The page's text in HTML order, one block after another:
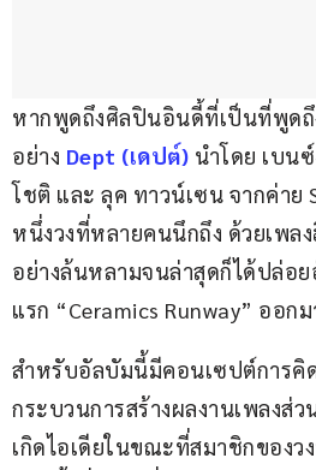
หากพูดถึงศิลปินอินดี้ที่เป็นที่พูดถึ
อย่าง Dept (เดปต์) นำโดย เบน
โชติ และ ลุค ทาวน์เซน จากค่าย
หนึ่งวงที่หลายคนนึกถึง ด้วยเพล
อย่างล้นหลามจนล่าสุดก็ได้ปล่อ
แรก “Ceramics Runway” ออ
สำหรับอัลบัมนี้มีคอนเซปต์การคิ
กระบวนการสร้างผลงานเพลงส่
เกิดไอเดียในขณะที่สมาชิกของว